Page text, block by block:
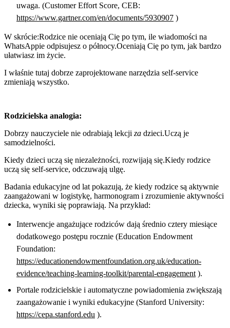
uwaga. (Customer Effort Score, CEB:
https://www.gartner.com/en/documents/5930907 )
W skrócie:Rodzice nie oceniają Cię po tym, ile wiadomości na
WhatsAppie odpisujesz o północy.Oceniają Cię po tym, jak bardzo
ułatwiasz im życie.
I właśnie tutaj dobrze zaprojektowane narzędzia self-service
zmieniają wszystko.
Rodzicielska analogia:
Dobrzy nauczyciele nie odrabiają lekcji za dzieci.Uczą je
samodzielności.
Kiedy dzieci uczą się niezależności, rozwijają się.Kiedy rodzice
uczą się self-service, odczuwają ulgę.
Badania edukacyjne od lat pokazują, że kiedy rodzice są aktywnie
zaangażowani w logistykę, harmonogram i zrozumienie aktywności
dziecka, wyniki się poprawiają. Na przykład:
Interwencje angażujące rodziców dają średnio cztery miesiące
dodatkowego postępu rocznie (Education Endowment
Foundation:
https://educationendowmentfoundation.org.uk/education-
evidence/teaching-learning-toolkit/parental-engagement ).
Portale rodzicielskie i automatyczne powiadomienia zwiększają
zaangażowanie i wyniki edukacyjne (Stanford University:
https://cepa.stanford.edu ).